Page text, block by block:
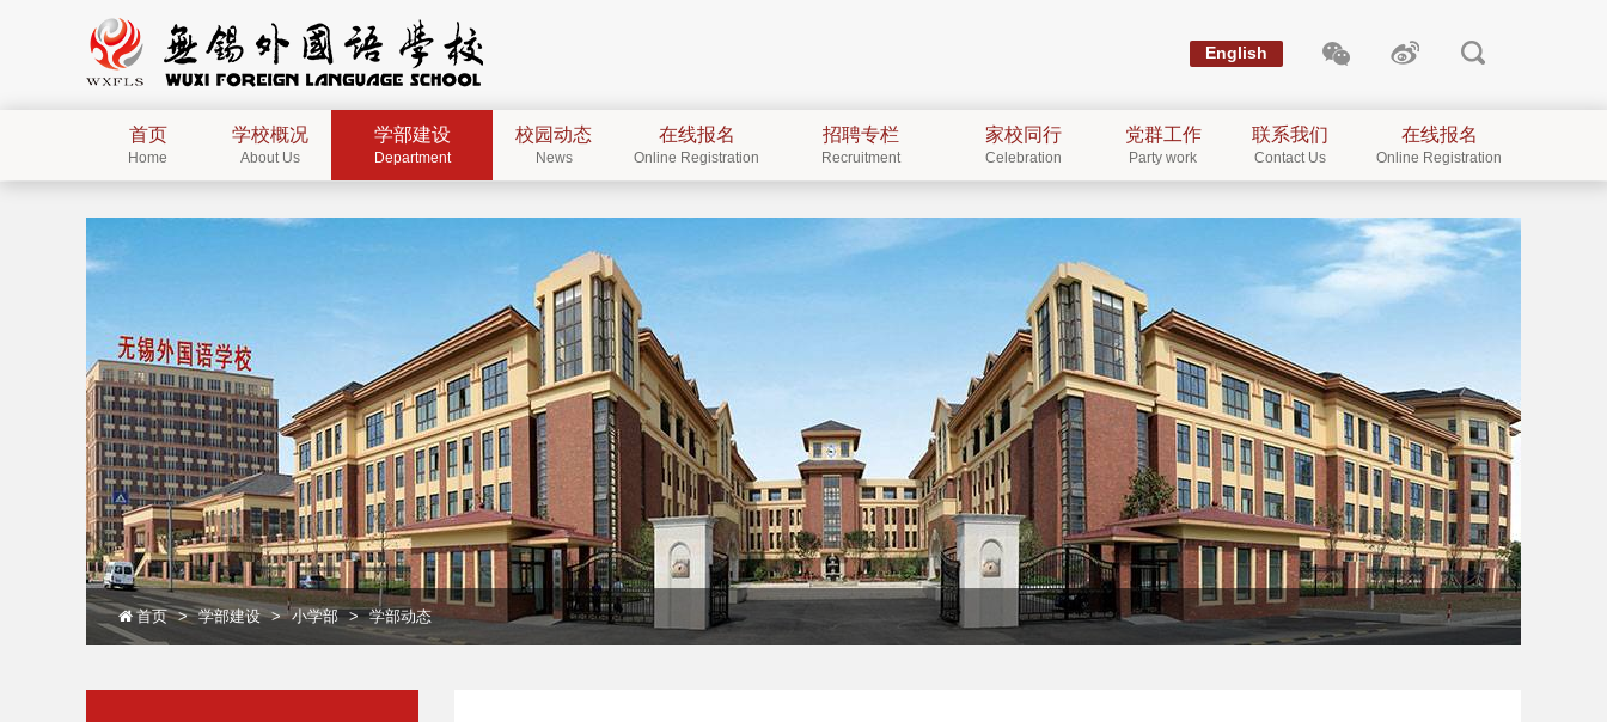
English
首页
Home
学校概况
About Us
学部建设
Department
校园动态
News
在线报名
Online Registration
招聘专栏
Recruitment
家校同行
Celebration
党群工作
Party work
联系我们
Contact Us
在线报名
Online Registration
首页 学部建设 小学部 学部动态